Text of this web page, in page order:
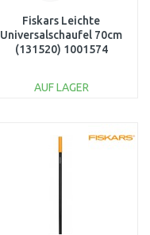
Fiskars Leichte
Universalschaufel 70cm
(131520) 1001574
AUF LAGER
Vergleichen